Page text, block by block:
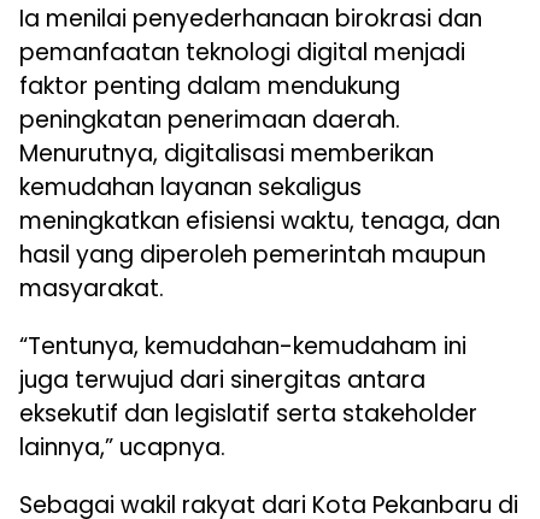
Ia menilai penyederhanaan birokrasi dan
pemanfaatan teknologi digital menjadi
faktor penting dalam mendukung
peningkatan penerimaan daerah.
Menurutnya, digitalisasi memberikan
kemudahan layanan sekaligus
meningkatkan efisiensi waktu, tenaga, dan
hasil yang diperoleh pemerintah maupun
masyarakat.
“Tentunya, kemudahan-kemudaham ini
juga terwujud dari sinergitas antara
eksekutif dan legislatif serta stakeholder
lainnya,” ucapnya.
Sebagai wakil rakyat dari Kota Pekanbaru di